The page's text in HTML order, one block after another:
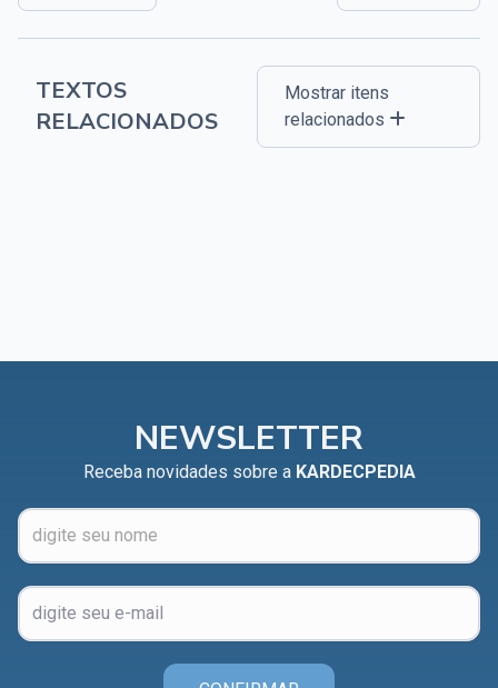
TEXTOS
RELACIONADOS
Mostrar itens
relacionados
NEWSLETTER
Receba novidades sobre a KARDECPEDIA